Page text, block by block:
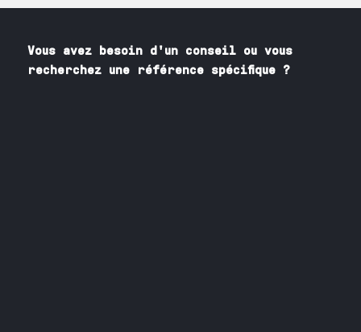
Vous avez besoin d'un conseil ou vous
recherchez une référence spécifique ?